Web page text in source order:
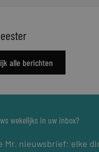
alle berichten
wekelijks in uw inbox?
Mr. nieuwsbrief: elke